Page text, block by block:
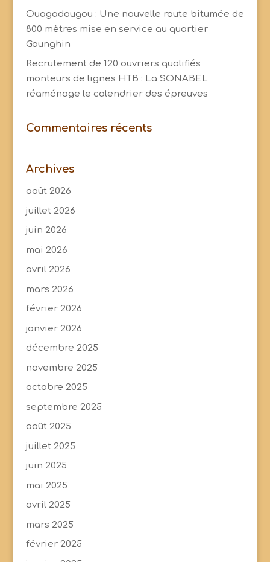
Ouagadougou : Une nouvelle route bitumée de
800 mètres mise en service au quartier
Gounghin
Recrutement de 120 ouvriers qualifiés
monteurs de lignes HTB : La SONABEL
réaménage le calendrier des épreuves
Commentaires récents
Archives
août 2026
juillet 2026
juin 2026
mai 2026
avril 2026
mars 2026
février 2026
janvier 2026
décembre 2025
novembre 2025
octobre 2025
septembre 2025
août 2025
juillet 2025
juin 2025
mai 2025
avril 2025
mars 2025
février 2025